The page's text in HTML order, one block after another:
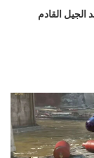
الجيل القادم